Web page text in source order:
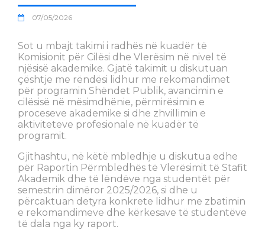
07/05/2026
Sot u mbajt takimi i radhës në kuadër të
Komisionit për Cilësi dhe Vlerësim në nivel të
njësisë akademike. Gjatë takimit u diskutuan
çështje me rëndësi lidhur me rekomandimet
për programin Shëndet Publik, avancimin e
cilësisë në mësimdhënie, përmirësimin e
proceseve akademike si dhe zhvillimin e
aktiviteteve profesionale në kuadër të
programit.
Gjithashtu, në këtë mbledhje u diskutua edhe
për Raportin Përmbledhës të Vlerësimit të Stafit
Akademik dhe të lëndëve nga studentët për
semestrin dimëror 2025/2026, si dhe u
përcaktuan detyra konkrete lidhur me zbatimin
e rekomandimeve dhe kërkesave të studentëve
të dala nga ky raport.